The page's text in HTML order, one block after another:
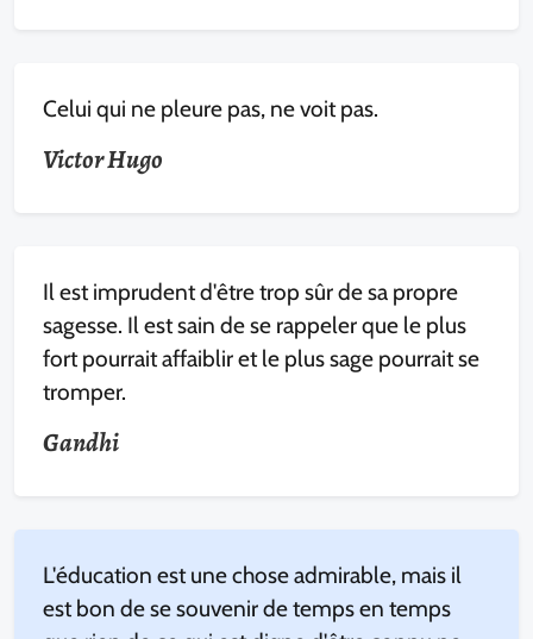
Celui qui ne pleure pas, ne voit pas.
Victor Hugo
Il est imprudent d'être trop sûr de sa propre
sagesse. Il est sain de se rappeler que le plus
fort pourrait affaiblir et le plus sage pourrait se
tromper.
Gandhi
L'éducation est une chose admirable, mais il
est bon de se souvenir de temps en temps